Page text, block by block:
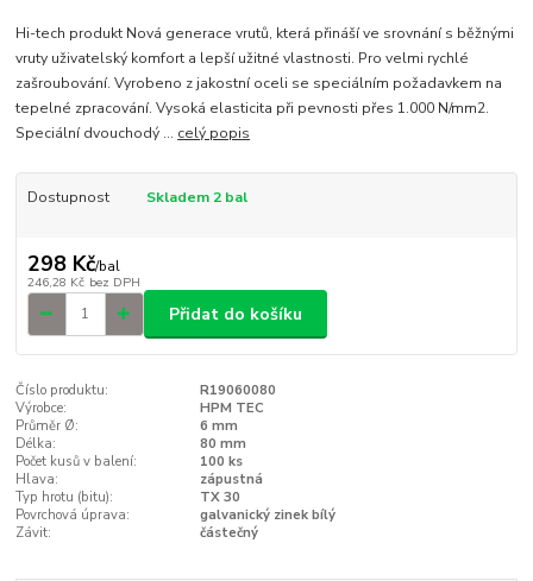
Hi-tech produkt Nová generace vrutů, která přináší ve srovnání s běžnými
vruty uživatelský komfort a lepší užitné vlastnosti. Pro velmi rychlé
zašroubování. Vyrobeno z jakostní oceli se speciálním požadavkem na
tepelné zpracování. Vysoká elasticita při pevnosti přes 1.000 N/mm2.
Speciální dvouchodý ... celý popis
Dostupnost Skladem 2 bal
298 Kč/bal
246,28 Kč bez DPH
Přidat do košíku
Číslo produktu:
R19060080
Výrobce:
HPM TEC
Průměr Ø:
6 mm
Délka:
80 mm
Počet kusů v balení:
100 ks
Hlava:
zápustná
Typ hrotu (bitu):
TX 30
Povrchová úprava:
galvanický zinek bílý
Závit:
částečný